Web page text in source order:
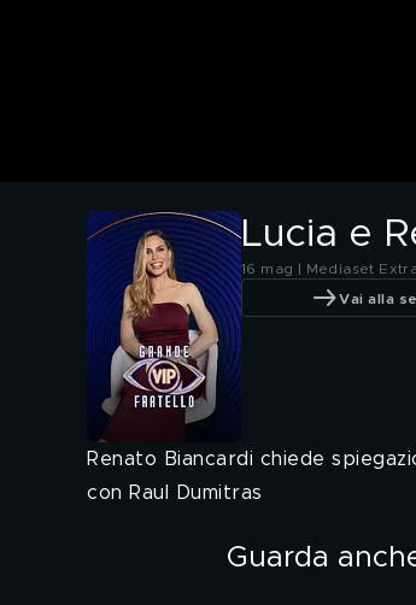
Lucia e
16 mag | Mediaset
Vai alla
Renato Biancardi chiede
con Raul Dumitras
Guarda